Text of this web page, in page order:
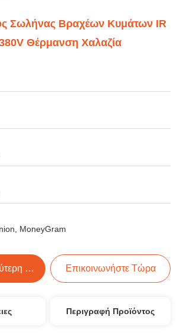
Σωλήνας Βραχέων Κυμάτων IR
Θέρμανση Χαλαζία
MoneyGram
Τιμή Επικοινωνήστε Τώρα
Περιγραφή Προϊόντος